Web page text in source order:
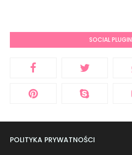
SOCIAL PLUGIN
POLITYKA PRYWATNOŚCI